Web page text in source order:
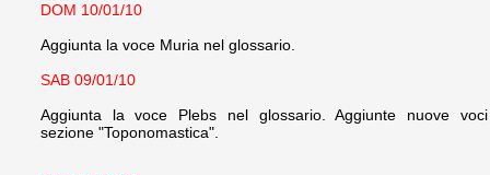
DOM 10/01/10
Aggiunta la voce Muria nel glossario.
SAB 09/01/10
Aggiunta la voce Plebs nel glossario.Aggiunte nuove
sezione "Toponomastica".